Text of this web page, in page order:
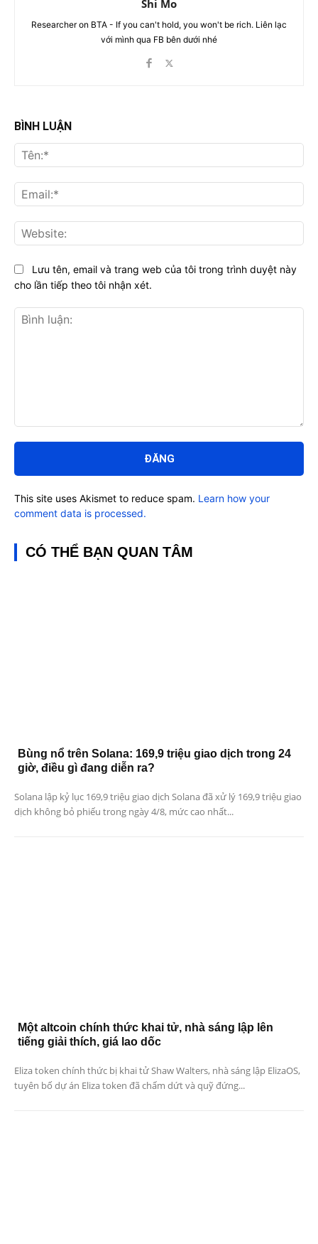
Shi Mo
Researcher on BTA - If you can't hold, you won't be rich. Liên lạc
với mình qua FB bên dưới nhé
BÌNH LUẬN
luận:
Lưu tên, email và trang web của tôi trong trình duyệt này
cho lần tiếp theo tôi nhận xét.
This site uses Akismet to reduce spam. Learn how your
comment data is processed.
CÓ THỂ BẠN QUAN TÂM
Bùng nổ trên Solana: 169,9 triệu giao dịch trong 24
giờ, điều gì đang diễn ra?
Solana lập kỷ lục 169,9 triệu giao dịch Solana đã xử lý 169,9 triệu giao
dịch không bỏ phiếu trong ngày 4/8, mức cao nhất...
Một altcoin chính thức khai tử, nhà sáng lập lên
tiếng giải thích, giá lao dốc
Eliza token chính thức bị khai tử Shaw Walters, nhà sáng lập ElizaOS,
tuyên bố dự án Eliza token đã chấm dứt và quỹ đứng...